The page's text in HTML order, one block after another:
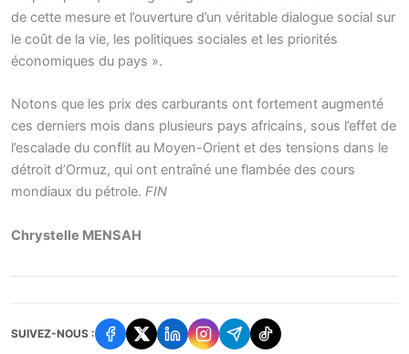
de cette mesure et l’ouverture d’un véritable dialogue social sur
le coût de la vie, les politiques sociales et les priorités
économiques du pays ».
Notons que les prix des carburants ont fortement augmenté
ces derniers mois dans plusieurs pays africains, sous l’effet de
l’escalade du conflit au Moyen-Orient et des tensions dans le
détroit d’Ormuz, qui ont entraîné une flambée des cours
mondiaux du pétrole. FIN
Chrystelle MENSAH
SUIVEZ-NOUS :